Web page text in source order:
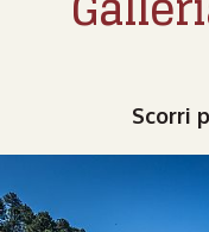
Scorri